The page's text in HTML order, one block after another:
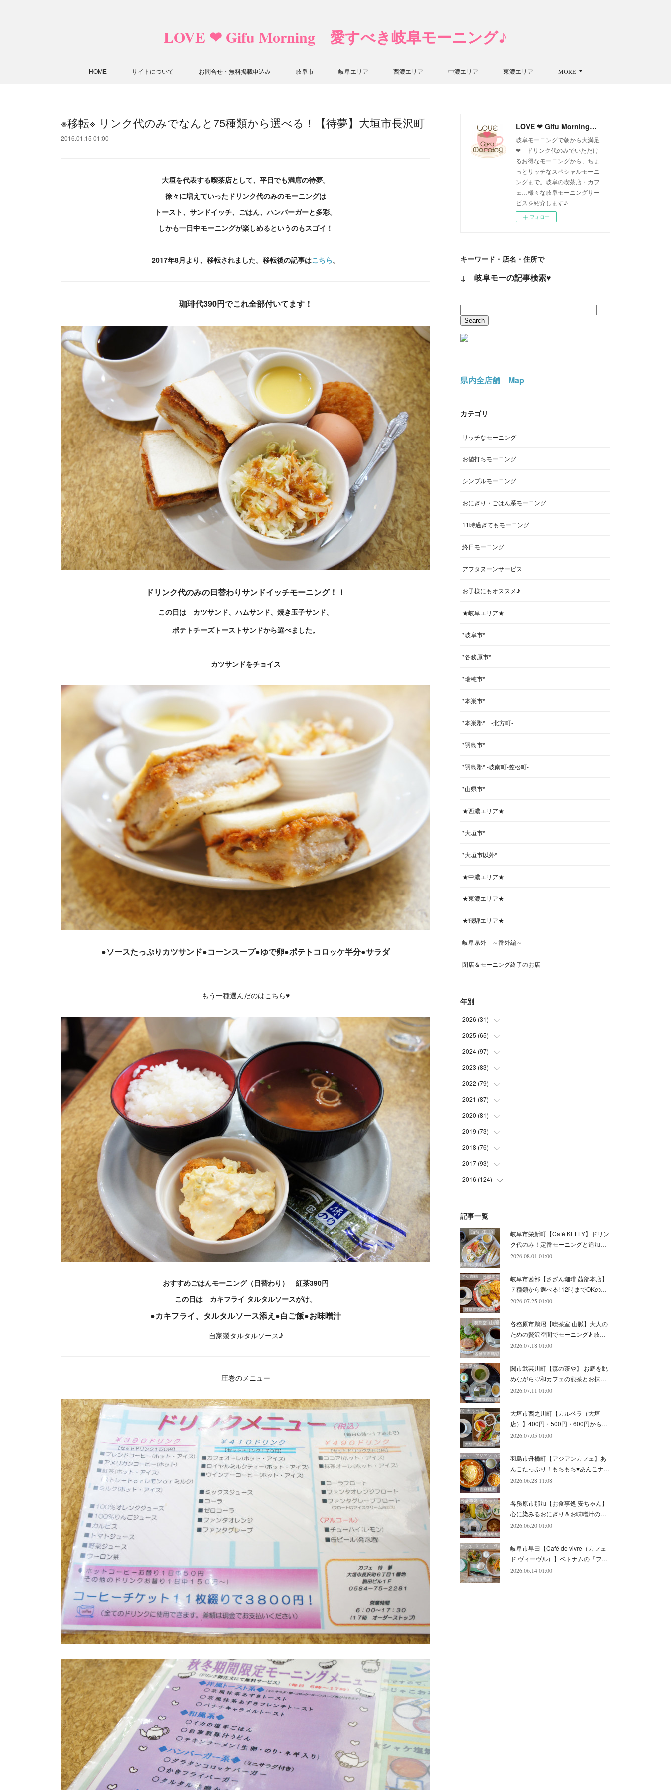
LOVE ❤ Gifu Morning 愛すべき岐阜モーニング♪
HOME サイトについて お問合せ・無料掲載申込み 岐阜市 岐阜エリア 西濃エリア 中濃エリア 東濃エリア MORE
※移転※ リンク代のみでなんと75種類から選べる！【待夢】大垣市長沢町
2016.01.15 01:00
大垣を代表する喫茶店として、平日でも満席の待夢。
徐々に増えていったドリンク代のみのモーニングは
トースト、サンドイッチ、ごはん、ハンバーガーと多彩。
しかも一日中モーニングが楽しめるというのもスゴイ！
2017年8月より、移転されました。移転後の記事はこちら。
珈琲代390円でこれ全部付いてます！
ドリンク代のみの日替わりサンドイッチモーニング！！
この日は カツサンド、ハムサンド、焼き玉子サンド、
ポテトチーズトーストサンドから選べました。
カツサンドをチョイス
●ソースたっぷりカツサンド●コーンスープ●ゆで卵●ポテトコロッケ半分●サラダ
もう一種選んだのはこちら♥
おすすめごはんモーニング（日替わり） 紅茶390円
この日は カキフライ タルタルソースがけ。
●カキフライ、タルタルソース添え●白ご飯●お味噌汁
自家製タルタルソース♪
圧巻のメニュー
LOVE ❤ Gifu Morning 愛すべき岐阜モーニング♪
岐阜モーニングで朝から大満足
❤ ドリンク代のみでいただけ
るお得なモーニングから、ちょ
っとリッチなスペシャルモーニ
ングまで。岐阜の喫茶店・カフ
ェ…様々な岐阜モーニングサー
ビスを紹介します♪
フォロー
キーワード・店名・住所で
↓ 岐阜モーの記事検索♥
県内全店舗 Map
カテゴリ
リッチなモーニング
お値打ちモーニング
シンプルモーニング
おにぎり・ごはん系モーニング
11時過ぎてもモーニング
終日モーニング
アフタヌーンサービス
お子様にもオススメ♪
★岐阜エリア★
*岐阜市*
*各務原市*
*瑞穂市*
*本巣市*
*本巣郡* -北方町-
*羽島市*
*羽島郡* -岐南町-笠松町-
*山県市*
★西濃エリア★
*大垣市*
*大垣市以外*
★中濃エリア★
★東濃エリア★
★飛騨エリア★
岐阜県外 ～番外編～
閉店＆モーニング終了のお店
年別
2026 (31)
(4
(4
(5
(4
(5
(4
(5
2025 (65)
(5
(6
(6
(6
(5
(4
(5
(7
(7
2024 (97)
(5
(7
(7
(8
(9
(8
(11
(8)
(6
(10)
2023 (83)
(6
(7
(7
(9
(8
(7
(7)
(5
(6)
(8)
2022 (79)
(4
(8
(10
)
(7
(8
(9)
(4)
(6)
2021 (87)
(12
)
(9
(11
)
(1
(6)
( 7)
(9)
(2)
2020 (81)
(10
)
(11
)
(8
(7)
(5)
(1)
(8)
(4)
(7)
2019 (73)
(4
(6
(4)
(5)
(4)
(4)
(10)
(10)
(6)
2018 (76)
(9
(3)
(8)
(7)
(6)
(5)
(6)
(8)
(8)
2017 (93)
(7)
(8)
(8)
(8)
(9)
(9)
(9)
(7)
(11)
2016 (124)
(10)
(12)
(16)
(9)
(13)
(8)
(6)
(12)
(6)
記事一覧
岐阜市栄新町【Café KELLY】ドリン
ク代のみ！定番モーニングと追加…
2026.08.01 01:00
岐阜市茜部【さざん珈琲 茜部本店】
７種類から選べる! 12時までOKの…
2026.07.25 01:00
各務原市鵜沼【喫茶室 山脈】大人の
ための贅沢空間でモーニング♪ 岐…
2026.07.18 01:00
関市武芸川町【森の茶や】 お庭を眺
めながら♡和カフェの煎茶とお抹…
2026.07.11 01:00
大垣市西之川町【カルベラ（大垣
店）】400円・500円・600円から…
2026.07.05 01:00
羽島市舟橋町【アジアンカフェ】あ
んこたっぷり！もちもち♥あんこナ…
2026.06.28 11:08
各務原市那加【お食事処 安ちゃん】
心に染みるおにぎり＆お味噌汁の…
2026.06.20 01:00
岐阜市早田【Café de vivre（カフェ
ド ヴィーヴル）】ベトナムの「フ…
2026.06.14 01:00